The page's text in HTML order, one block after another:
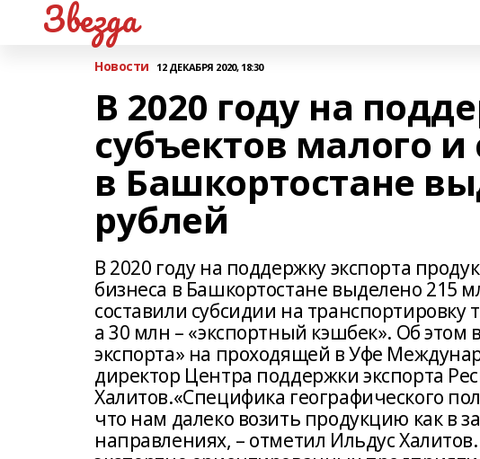
Звезда
Новости 12 ДЕКАБРЯ 2020, 18:30
В 2020 году на
субъектов малого и
в Башкортостане
рублей
В 2020 году на поддержку экспорта
бизнеса в Башкортостане выделено 215
составили субсидии на
а 30 млн – «экспортный кэшбек». Об этом
экспорта» на проходящей в Уфе
директор Центра поддержки экспорта
Халитов.«Специфика географического
что нам далеко возить продукцию как в
направлениях, – отметил Ильдус